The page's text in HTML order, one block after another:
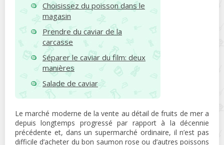
Choisissez du poisson dans le
magasin
Prendre du caviar de la
carcasse
Séparer le caviar du film: deux
manières
Salade de caviar
Le marché moderne de la vente au détail de fruits de mer a
depuis longtemps progressé par rapport à la décennie
précédente et, dans un supermarché ordinaire, il n’est pas
difficile d’acheter du bon saumon rose ou d’autres poissons